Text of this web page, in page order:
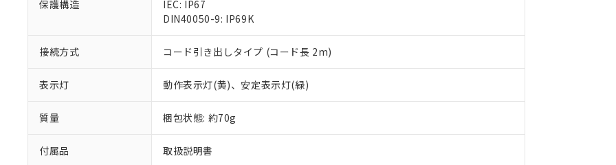
保護構造
IEC: IP67
DIN40050-9: IP69K
接続方式 コード引き出しタイプ (コード長 2m)
表示灯 動作表示灯(黄)、安定表示灯(緑)
質量 梱包状態: 約70g
付属品 取扱説明書
混在することから備考欄に対応日を記載しておりました。
既に当社にて対応品への在庫切替を完了していることから、特段のことがない限り、
り割愛しております。